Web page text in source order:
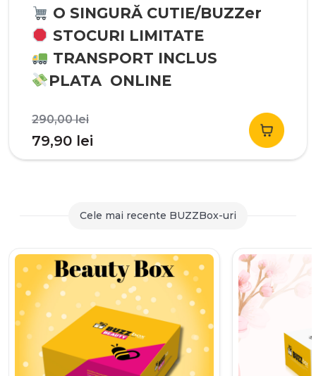
O SINGURĂ CUTIE/BUZZer
STOCURI LIMITATE
TRANSPORT INCLUS
PLATA ONLINE
290,00leiPrețul
inițial
a
290,00 lei.
79,90 lei
curent
79,90 lei.
Cele mai recente BUZZBox-uri